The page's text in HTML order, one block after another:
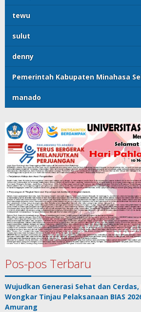
tewu
sulut
denny
Pemerintah Kabupaten Minahasa
manado
Pos-pos Terbaru
Wujudkan Generasi Sehat dan
Wongkar Tinjau Pelaksanaan BIAS
Amurang